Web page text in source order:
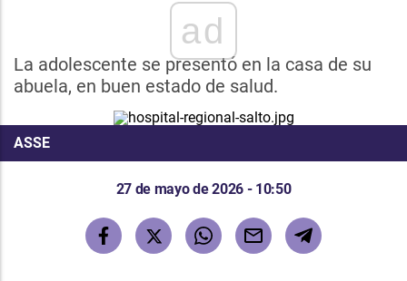
ad
La adolescente se presentó en la casa de su
abuela, en buen estado de salud.
ASSE
27 de mayo de 2026 - 10:50